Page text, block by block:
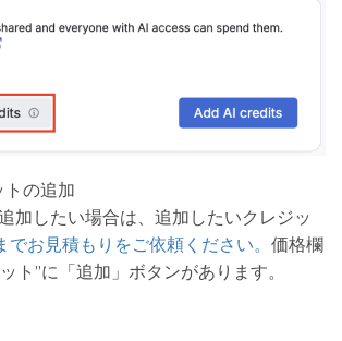
の追加
加したい場合は、追加したいクレジッ
でお見積もりをご依頼ください。 価格欄
ト”に「追加」ボタンがあります。